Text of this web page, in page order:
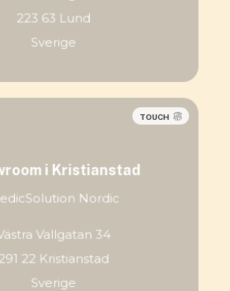
223 63 Lund
Sverige
TOUCH
i Kristianstad
Nordic
Vallgatan 34
22 Kristianstad
Sverige